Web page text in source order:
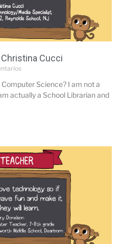
Cucci
Science? I am not a
actually a School Librarian and